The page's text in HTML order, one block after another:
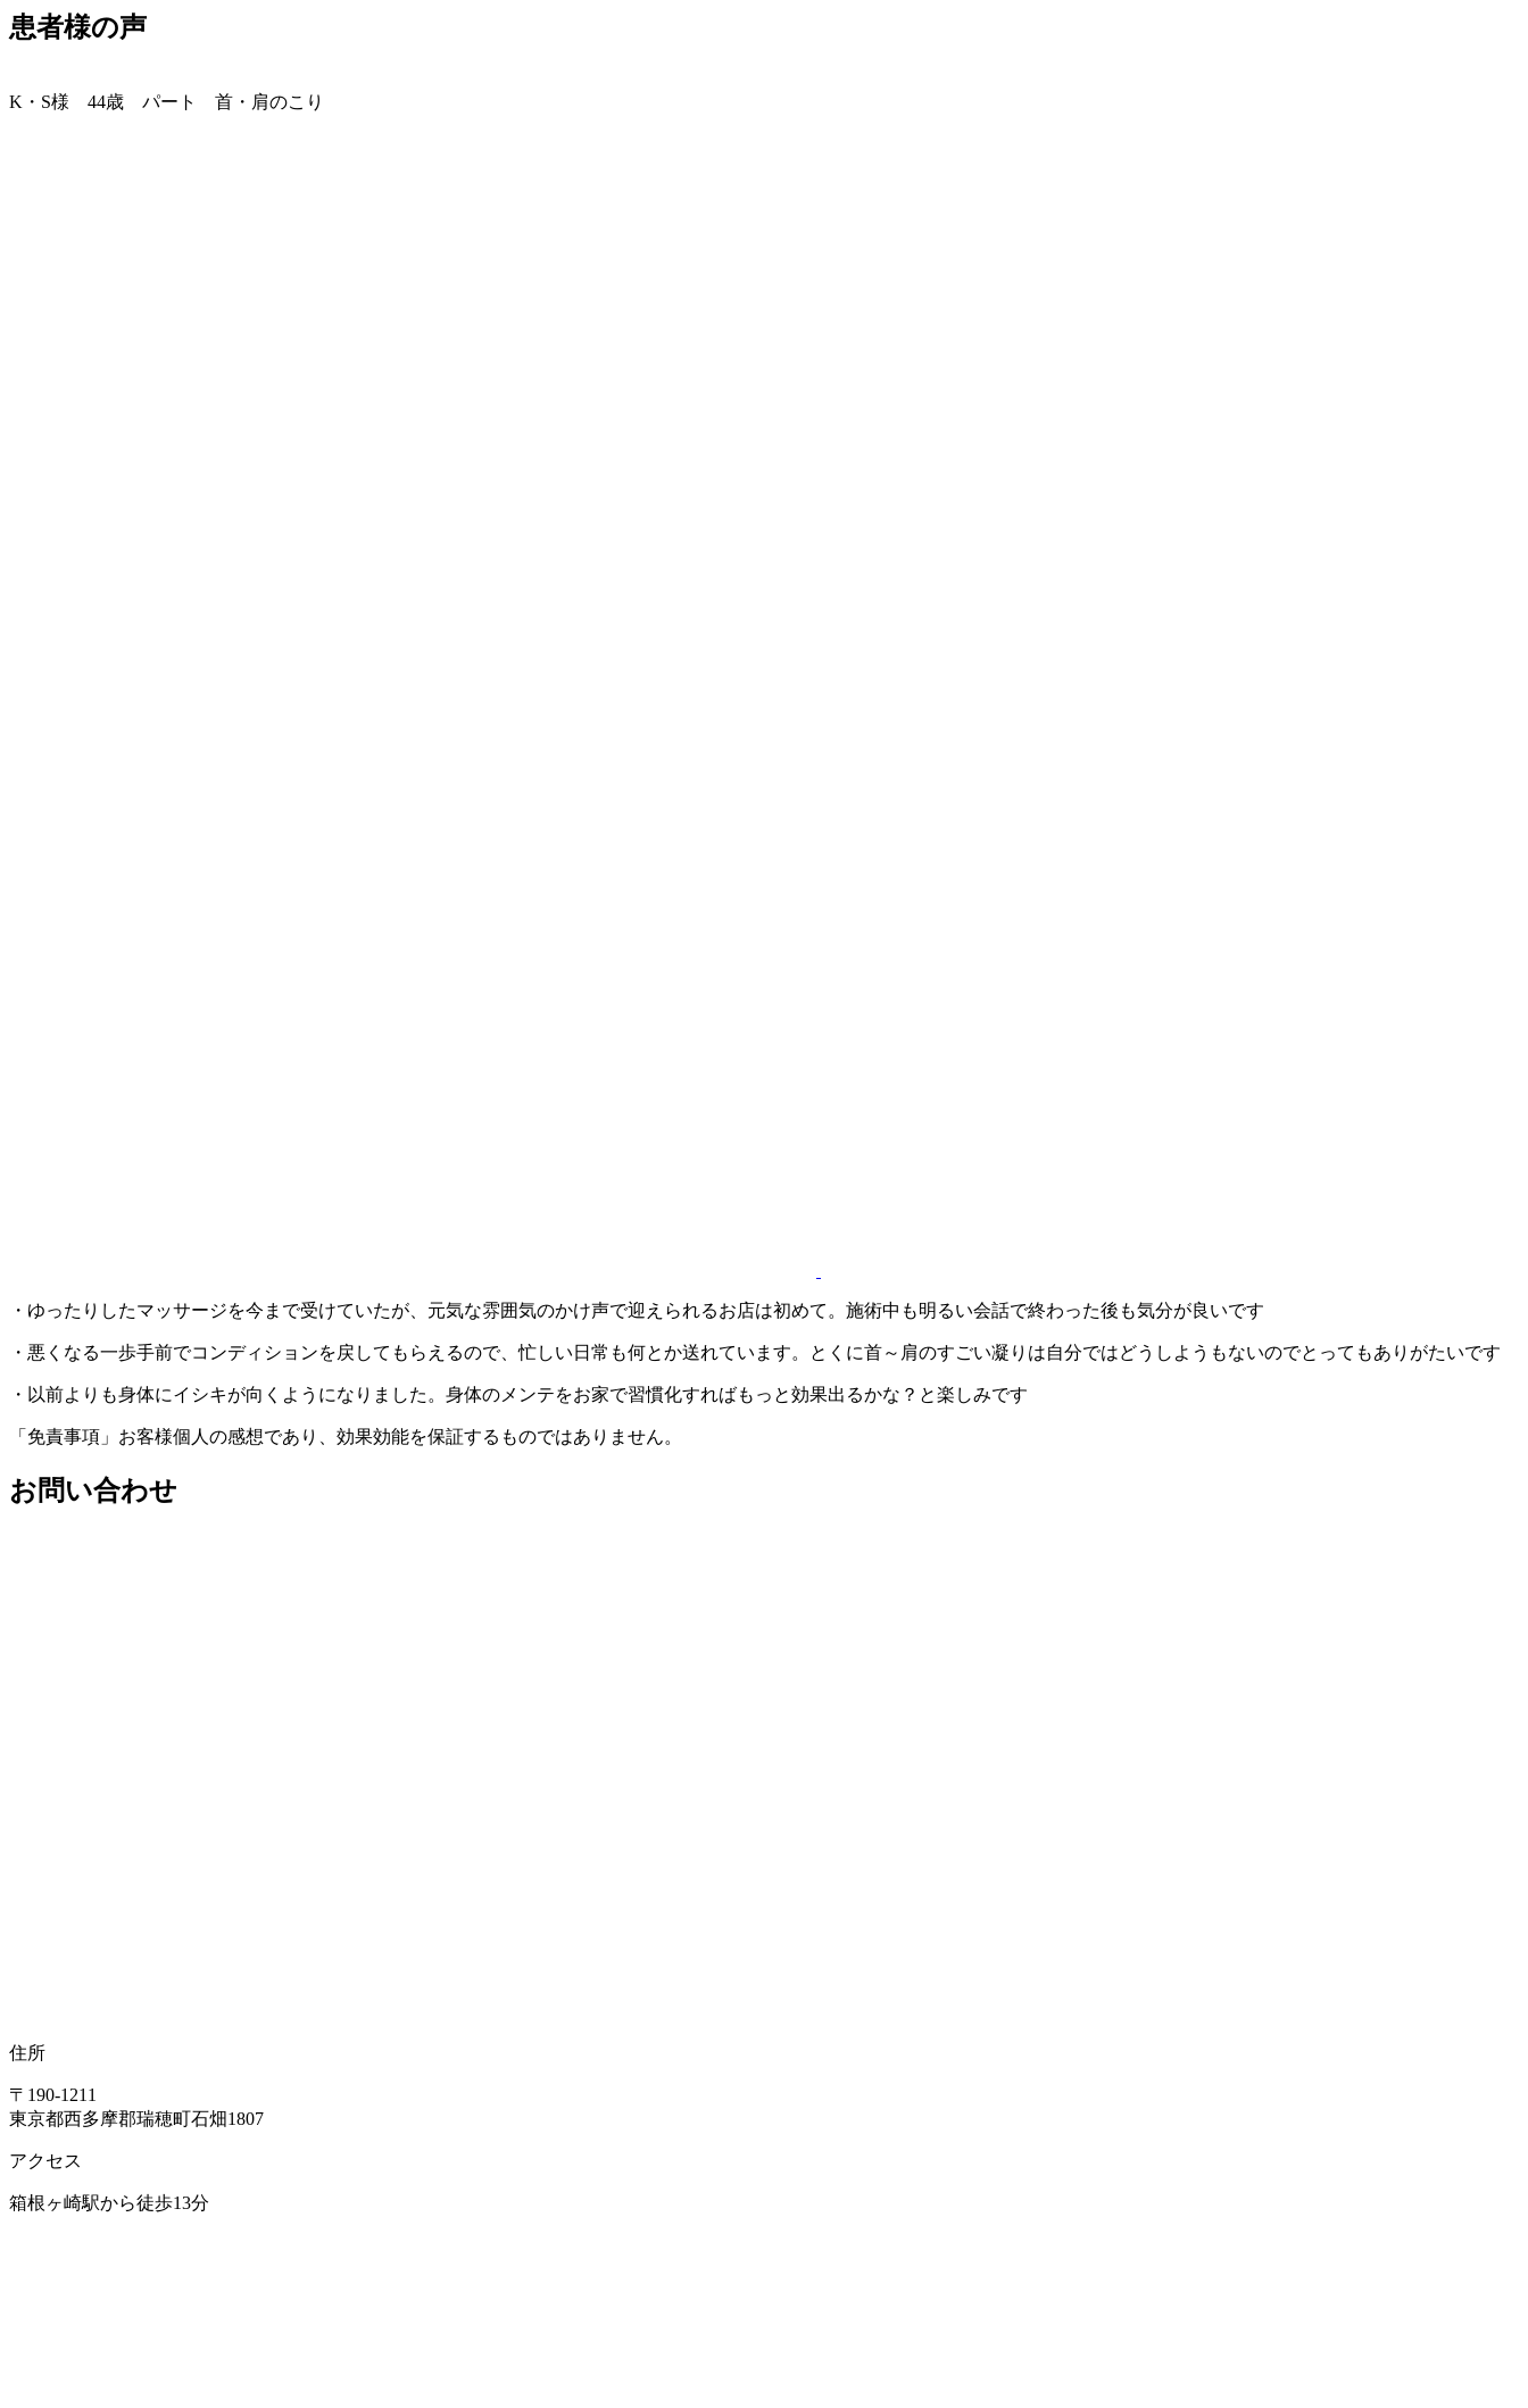
患者様の声
K・S様 44歳 パート 首・肩のこり
・ゆったりしたマッサージを今まで受けていたが、元気な雰囲気のかけ声で迎えられるお店は初めて。施術中も明るい会話で終わった後も気分が良いです
・悪くなる一歩手前でコンディションを戻してもらえるので、忙しい日常も何とか送れています。とくに首～肩のすごい凝りは自分ではどうしようもないのでとってもありがたいです
・以前よりも身体にイシキが向くようになりました。身体のメンテをお家で習慣化すればもっと効果出るかな？と楽しみです
「免責事項」お客様個人の感想であり、効果効能を保証するものではありません。
お問い合わせ
住所
〒190-1211
東京都西多摩郡瑞穂町石畑1807
アクセス
箱根ヶ崎駅から徒歩13分